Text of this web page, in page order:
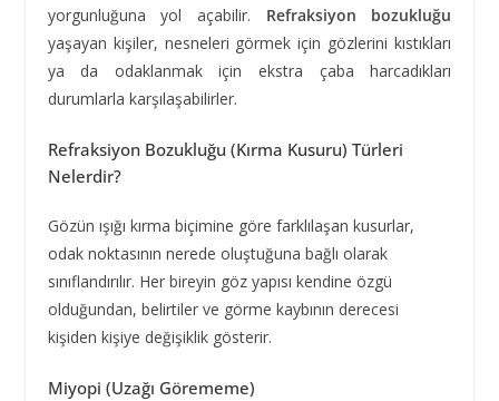
yorgunluğuna yol açabilir. Refraksiyon bozukluğu
yaşayan kişiler, nesneleri görmek için gözlerini kıstıkları
ya da odaklanmak için ekstra çaba harcadıkları
durumlarla karşılaşabilirler.
Refraksiyon Bozukluğu (Kırma Kusuru) Türleri
Nelerdir?
Gözün ışığı kırma biçimine göre farklılaşan kusurlar,
odak noktasının nerede oluştuğuna bağlı olarak
sınıflandırılır. Her bireyin göz yapısı kendine özgü
olduğundan, belirtiler ve görme kaybının derecesi
kişiden kişiye değişiklik gösterir.
Miyopi (Uzağı Görememe)